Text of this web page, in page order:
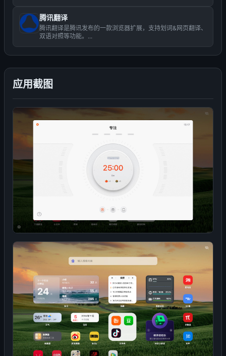
应用截图
腾讯翻译
腾讯翻译是腾讯发布的一款浏览器扩展，支持划词&网页翻译、
双语对照等功能。...